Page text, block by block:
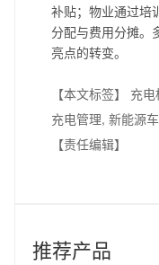
补贴；物业通过培
分配与费用分摊。
亮点的转变。
【本文标签】
充
充电管理, 新能源
【责任编辑】
推荐产品